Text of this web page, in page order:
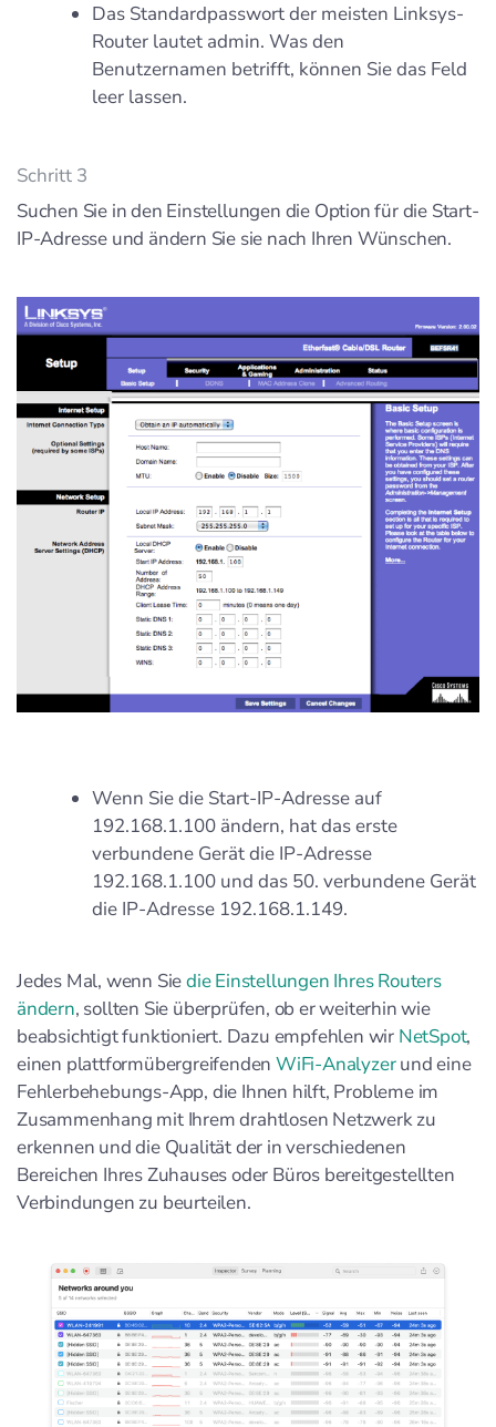
Das Standardpasswort der meisten Linksys-
Router lautet admin. Was den
Benutzernamen betrifft, können Sie das Feld
leer lassen.
Schritt 3
Suchen Sie in den Einstellungen die Option für die Start-
IP-Adresse und ändern Sie sie nach Ihren Wünschen.
Wenn Sie die Start-IP-Adresse auf
192.168.1.100 ändern, hat das erste
verbundene Gerät die IP-Adresse
192.168.1.100 und das 50. verbundene Gerät
die IP-Adresse 192.168.1.149.
Jedes Mal, wenn Siedie Einstellungen Ihres Routers
ändern, sollten Sie überprüfen, ob er weiterhin wie
beabsichtigt funktioniert. Dazu empfehlen wir NetSpot,
einen plattformübergreifendenWiFi-Analyzerund eine
Fehlerbehebungs-App, die Ihnen hilft, Probleme im
Zusammenhang mit Ihrem drahtlosen Netzwerk zu
erkennen und die Qualität der in verschiedenen
Bereichen Ihres Zuhauses oder Büros bereitgestellten
Verbindungen zu beurteilen.